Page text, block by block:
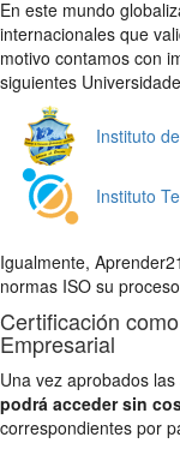
En este mundo
internacionales que
motivo contamos con
siguientes
Instituto
Instituto
Igualmente,
normas ISO su
Certificación
Empresarial
Una vez aprobados
podrá acceder sin
correspondientes por